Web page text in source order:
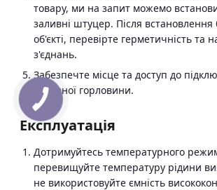
товару, ми на запит можемо
заливні штуцер. Після встановлення
об'єкті, перевірте герметичність та
з'єднань.
Забезпечте місце та доступ до
основної горловини.
Експлуатація
Дотримуйтесь температурного
перевищуйте температуру рідини
не використовуйте ємність